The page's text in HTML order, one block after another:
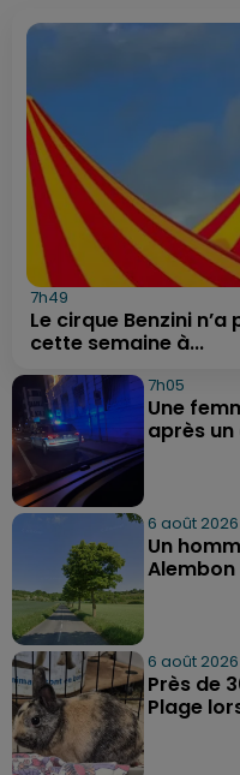
7h49
Le cirque Benzini
cette semaine à...
7h05
Une
après
6 août 2026
Un
Alembon
6 août 2026
Près de
Plage